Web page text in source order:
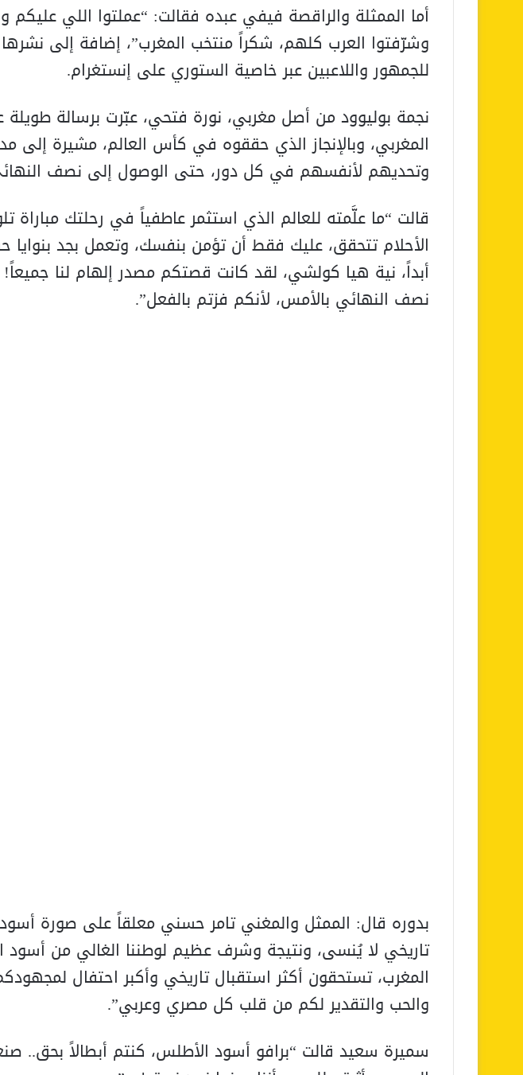
أما الممثلة والراقصة فيفي عبده فقالت: “عملتوا اللي عليكم
وشرّفتوا العرب كلهم، شكراً منتخب المغرب”، إضافة إلى
للجمهور واللاعبين عبر خاصية الستوري على إنستغرام.
نجمة بوليوود من أصل مغربي، نورة فتحي، عبّرت برسالة طويلة
المغربي، وبالإنجاز الذي حققوه في كأس العالم، مشيرة
وتحديهم لأنفسهم في كل دور، حتى الوصول إلى نصف
قالت “ما علَّمته للعالم الذي استثمر عاطفياً في رحلتك مباراة
الأحلام تتحقق، عليك فقط أن تؤمن بنفسك، وتعمل بجد بنوايا
أبداً، نية هيا كولشي، لقد كانت قصتكم مصدر إلهام لنا جميعاً!
نصف النهائي بالأمس، لأنكم فزتم بالفعل”.
بدوره قال: الممثل والمغني تامر حسني معلقاً على صورة
تاريخي لا يُنسى، ونتيجة وشرف عظيم لوطننا الغالي من
المغرب، تستحقون أكثر استقبال تاريخي وأكبر احتفال
والحب والتقدير لكم من قلب كل مصري وعربي”.
سميرة سعيد قالت “برافو أسود الأطلس، كنتم أبطالاً بحق..